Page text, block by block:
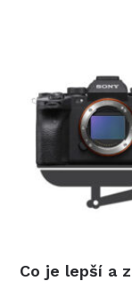
Co je lepší a